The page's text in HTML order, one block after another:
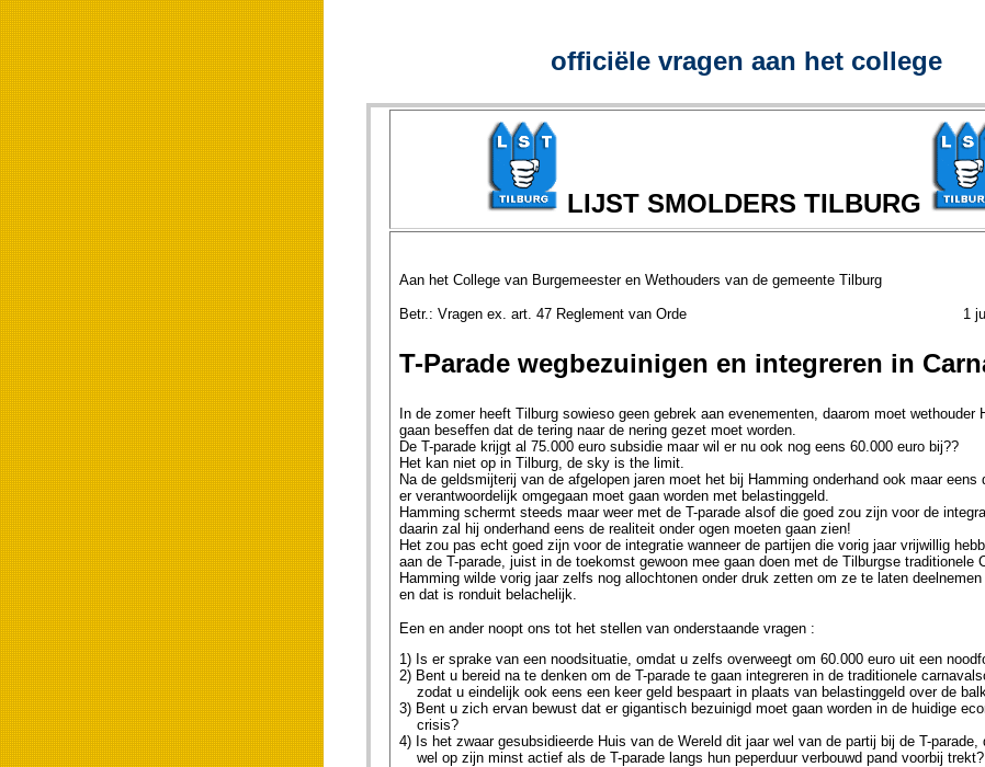
officiële vragen aan het college
LIJST SMOLDERS TILBURG
Aan het College van Burgemeester en Wethouders van de gemeente Tilburg
Betr.: Vragen ex. art. 47 Reglement van Orde 1 juni
T-Parade wegbezuinigen en integreren in
In de zomer heeft Tilburg sowieso geen gebrek aan evenementen, daarom moet wethouder
gaan beseffen dat de tering naar de nering gezet moet worden.
De T-parade krijgt al 75.000 euro subsidie maar wil er nu ook nog eens 60.000 euro bij??
Het kan niet op in Tilburg, de sky is the limit.
Na de geldsmijterij van de afgelopen jaren moet het bij Hamming onderhand ook maar eens
er verantwoordelijk omgegaan moet gaan worden met belastinggeld.
Hamming schermt steeds maar weer met de T-parade alsof die goed zou zijn voor de
daarin zal hij onderhand eens de realiteit onder ogen moeten gaan zien!
Het zou pas echt goed zijn voor de integratie wanneer de partijen die vorig jaar vrijwillig
aan de T-parade, juist in de toekomst gewoon mee gaan doen met de Tilburgse traditionele
Hamming wilde vorig jaar zelfs nog allochtonen onder druk zetten om ze te laten deelnemen
en dat is ronduit belachelijk.
Een en ander noopt ons tot het stellen van onderstaande vragen :
1) Is er sprake van een noodsituatie, omdat u zelfs overweegt om 60.000 euro uit een
2) Bent u bereid na te denken om de T-parade te gaan integreren in de traditionele
zodat u eindelijk ook eens een keer geld bespaart in plaats van belastinggeld over de
3) Bent u zich ervan bewust dat er gigantisch bezuinigd moet gaan worden in de huidige
crisis?
4) Is het zwaar gesubsidieerde Huis van de Wereld dit jaar wel van de partij bij de T-parade,
wel op zijn minst actief als de T-parade langs hun peperduur verbouwd pand voorbij trekt?